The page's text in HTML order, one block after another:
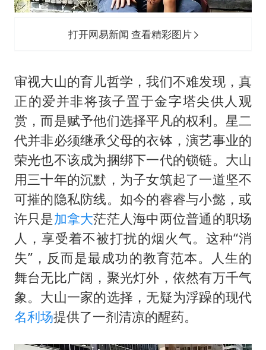
打开网易新闻 查看精彩图片
审视大山的育儿哲学，我们不难发现，真
正的爱并非将孩子置于金字塔尖供人观
赏，而是赋予他们选择平凡的权利。星二
代并非必须继承父母的衣钵，演艺事业的
荣光也不该成为捆绑下一代的锁链。大山
用三十年的沉默，为子女筑起了一道坚不
可摧的隐私防线。如今的睿睿与小懿，或
许只是加拿大茫茫人海中两位普通的职场
人，享受着不被打扰的烟火气。这种“消
失”，反而是最成功的教育范本。人生的
舞台无比广阔，聚光灯外，依然有万千气
象。大山一家的选择，无疑为浮躁的现代
名利场提供了一剂清凉的醒药。